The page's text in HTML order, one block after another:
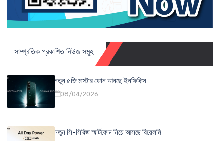
সাম্প্রতিক প্রকাশিত নিউজ সমূহ
নতুন ৫জি মাস্টার ফোন আনছে ইনফিনিক্স
08/04/2026
নতুন সি-সিরিজ স্মার্টফোন নিয়ে আসছে রিয়েলমি